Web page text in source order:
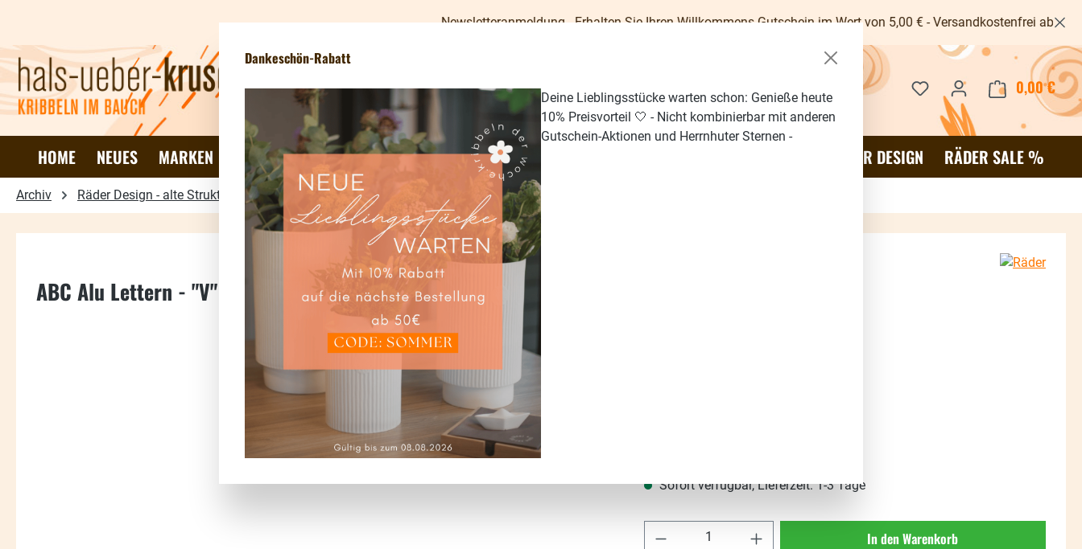
Newsletteranmeldung - Erhalten Sie Ihren Willkommens-Gutschein im Wert von 5,00 € - Versandkostenfrei ab 40€ -
Du hast 0 Produkte auf dem
0,00 €
HOME NEUES MARKEN DEKO & WOHNEN TISCH & KÜCHE GESCHENKE RÄDER DESIGN RÄDER SALE %
Archiv Räder Design - alte Struktur Aluminium Buchstaben
ABC Alu Lettern - "V"
Sofort verfügbar, Lieferzeit: 1-3 Tage
Produkt Anzahl: Gib den gewünschten Wert ein
In den Warenkorb
Dankeschön-Rabatt
Deine Lieblingsstücke warten schon: Genieße heute
10% Preisvorteil 🤍 - Nicht kombinierbar mit anderen
Gutschein-Aktionen und Herrnhuter Sternen -